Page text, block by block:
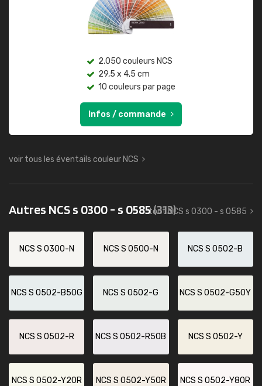
2.050 couleurs NCS
29,5 x 4,5 cm
10 couleurs par page
Infos / commande
voir tous les éventails couleur NCS
Autres NCS s 0300 - s 0585(313)
tout NCS s 0300 - s 0585
NCS S 0300-N NCS S 0500-N NCS S 0502-B
NCS S 0502-B50G NCS S 0502-G NCS S 0502-G50Y
NCS S 0502-R NCS S 0502-R50B NCS S 0502-Y
NCS S 0502-Y20R NCS S 0502-Y50R NCS S 0502-Y80R